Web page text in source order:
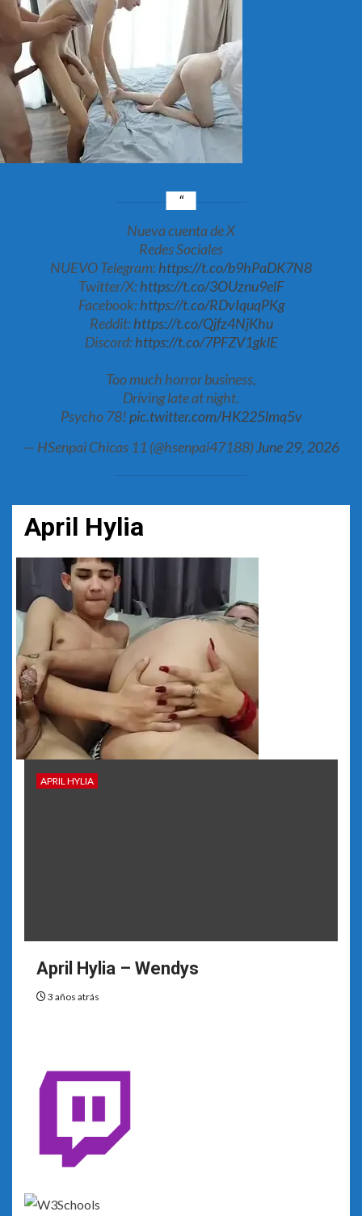
Nueva cuenta de X
Redes Sociales
NUEVO Telegram:https://t.co/b9hPaDK7N8
Twitter/X:https://t.co/3OUznu9elF
Facebook:https://t.co/RDvIquqPKg
Reddit:https://t.co/Qjfz4NjKhu
Discord:https://t.co/7PFZV1gklE
Too much horror business,
Driving late at night.
Psycho 78!pic.twitter.com/HK225lmq5v
— HSenpai Chicas 11 (@hsenpai47188) June 29, 2026
April Hylia
APRIL HYLIA
April Hylia – Wendys
3 años atrás